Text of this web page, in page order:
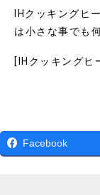
IHクッキングヒ
は小さな事でも
[IHクッキング
Facebook